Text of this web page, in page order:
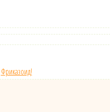
Фриказоид!